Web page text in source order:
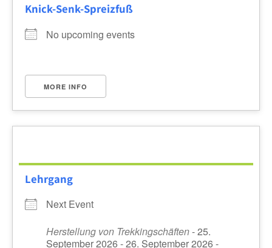
Knick-Senk-Spreizfuß
No upcoming events
MORE INFO
Lehrgang
Next Event
Herstellung von Trekkingschäften- 25.
September 2026 - 26. September 2026 -